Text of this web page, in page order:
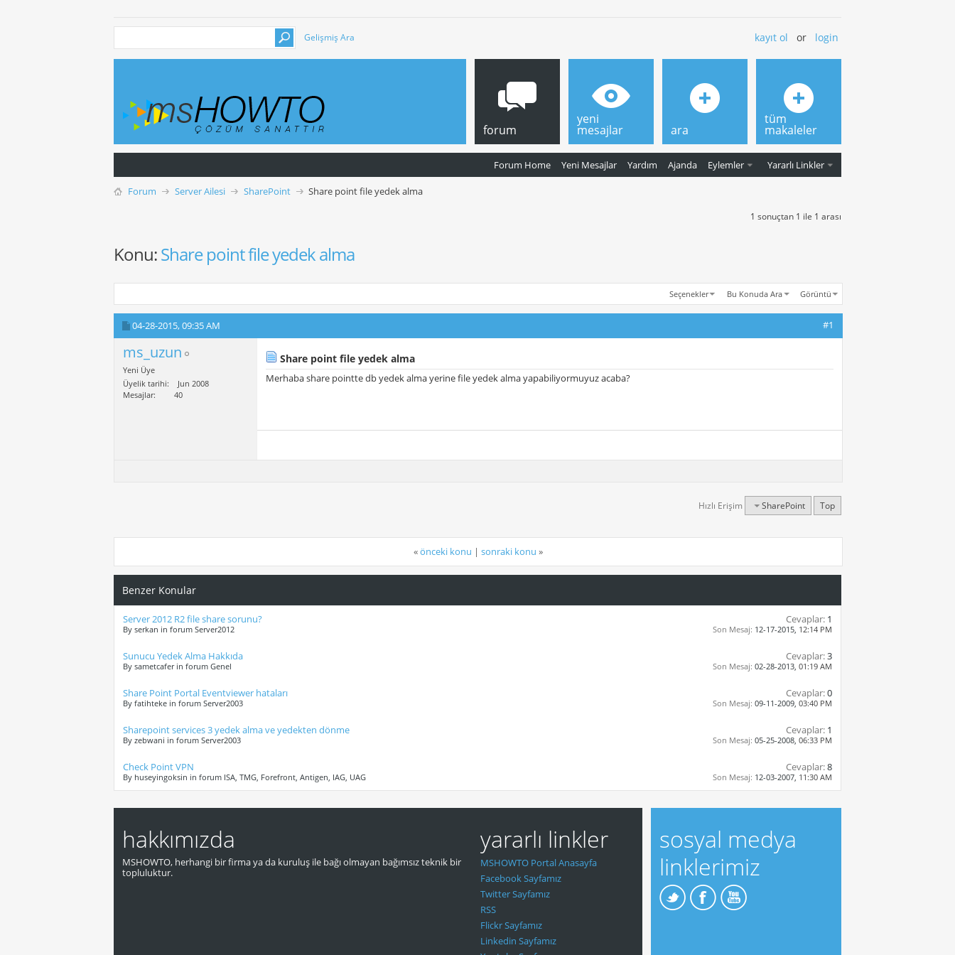
Gelişmiş Ara kayıt ol or login
forum
Forum Home Yeni Mesajlar Yardım Ajanda Eylemler Yararlı Linkler
yeni
mesajlar ara
tüm
makaleler
Forum Server Ailesi SharePoint Share point file yedek alma
1 sonuçtan 1 ile 1 arası
Konu:Share point file yedek alma
Seçenekler Bu Konuda Ara Görüntü
04-28-2015,09:35 AM #1
ms_uzun
Yeni Üye
Üyelik tarihi
Jun 2008
Mesajlar
40
Share point file yedek alma
Merhaba share pointte db yedek alma yerine file yedek alma yapabiliyormuyuz acaba?
Hızlı Erişim SharePoint Top
«önceki konu | sonraki konu »
Benzer Konular
Server 2012 R2 file share sorunu?
By serkan in forum Server2012
Cevaplar: 1
Son Mesaj: 12-17-2015, 12:14 PM
Sunucu Yedek Alma Hakkıda
By sametcafer in forum Genel
Cevaplar:3
Son Mesaj: 02-28-2013, 01:19 AM
Share Point Portal Eventviewer hataları
By fatihteke in forum Server2003
Cevaplar:0
Son Mesaj: 09-11-2009, 03:40 PM
Sharepoint services 3 yedek alma ve yedekten dönme
By zebwani in forum Server2003
Cevaplar: 1
Son Mesaj: 05-25-2008, 06:33 PM
Check Point VPN
By huseyingoksin in forum ISA, TMG, Forefront, Antigen, IAG, UAG
Cevaplar:8
Son Mesaj: 12-03-2007, 11:30 AM
hakkımızda
MSHOWTO, herhangi bir firma ya da kuruluş ile bağı olmayan bağımsız teknik bir
topluluktur.
yararlı linkler
MSHOWTO Portal Anasayfa
Facebook Sayfamız
Twitter Sayfamız
RSS
Flickr Sayfamız
Linkedin Sayfamız
sosyal medya
linklerimiz